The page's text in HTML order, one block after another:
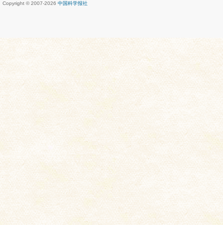
Copyright © 2007-2026 中国科学报社